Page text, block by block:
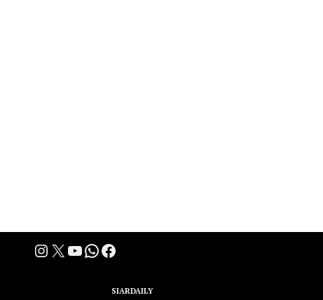
Instagram
X YouTube
WhatsApp
Facebook
SIARDAILY